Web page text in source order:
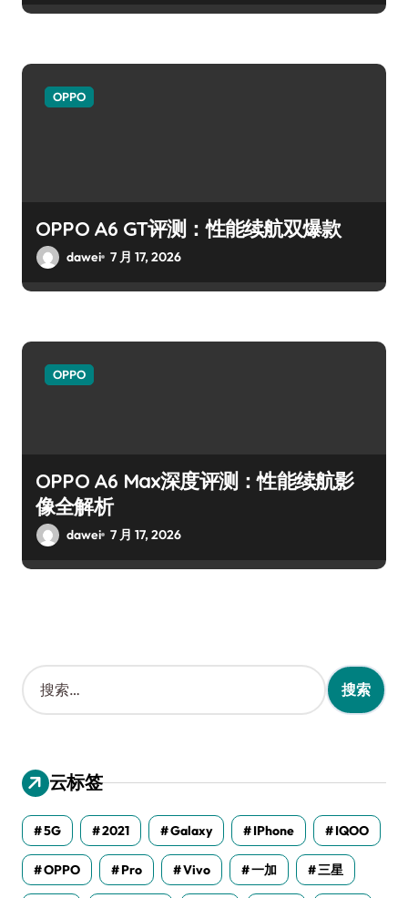
OPPO
OPPO A6 GT评测：性能续航双爆款
dawei 7 月 17, 2026
OPPO
OPPO A6 Max深度评测：性能续航影
像全解析
dawei 7 月 17, 2026
搜
索
：
云标签
5G 2021 Galaxy IPhone IQOO
OPPO Pro Vivo 一加 三星